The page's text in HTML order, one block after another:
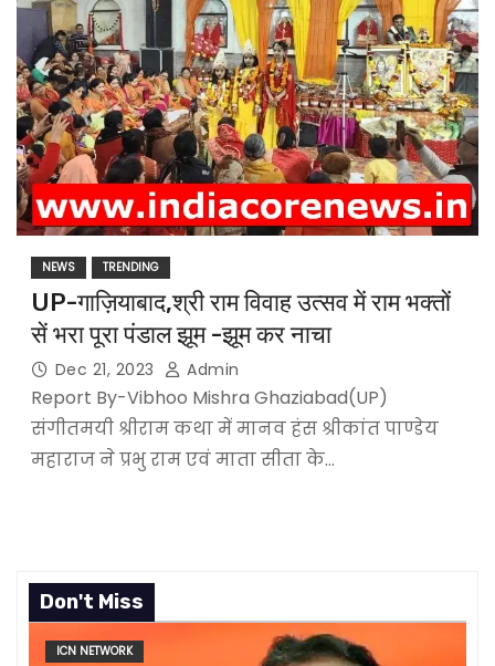
NEWS TRENDING
UP-गाज़ियाबाद,श्री राम विवाह उत्सव में राम भक्तों
सें भरा पूरा पंडाल झूम -झूम कर नाचा
Dec 21, 2023 Admin
Report By-Vibhoo Mishra Ghaziabad(UP)
संगीतमयी श्रीराम कथा में मानव हंस श्रीकांत पाण्डेय
महाराज ने प्रभु राम एवं माता सीता के…
Don't Miss
ICN NETWORK